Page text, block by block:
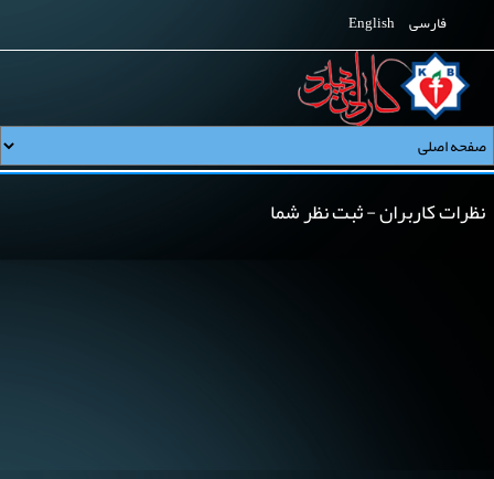
فارسی English
نظرات کاربران - ثبت نظر شما